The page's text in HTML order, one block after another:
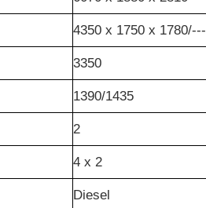
4350 x 1750 x 1780/---
3350
1390/1435
2
4 x 2
Diesel